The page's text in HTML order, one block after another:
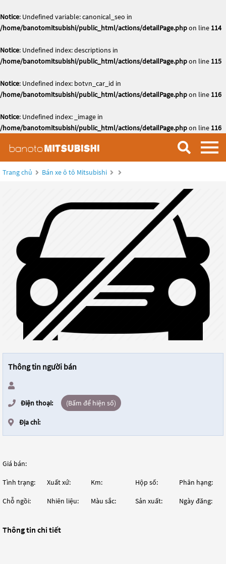
Notice: Undefined variable: canonical_seo in
/home/banotomitsubishi/public_html/actions/detailPage.phpon line 114
Notice: Undefined index: descriptions in
/home/banotomitsubishi/public_html/actions/detailPage.phpon line 115
Notice: Undefined index: botvn_car_id in
/home/banotomitsubishi/public_html/actions/detailPage.phpon line 116
Notice: Undefined index: _image in
/home/banotomitsubishi/public_html/actions/detailPage.phpon line 116
Trang chủ Bán xe ô tô Mitsubishi
Thông tin người bán
Điện thoại: (Bấm để hiện số)
Địa chỉ:
Giá bán:
Tình trạng: Xuất xứ: Km: Hộp số: Phân hạng:
Chỗ ngồi: Nhiên liệu: Màu sắc: Sản xuất: Ngày đăng:
Thông tin chi tiết